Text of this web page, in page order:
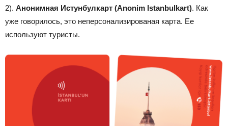
2). Анонимная Истунбулкарт (Anonim Istanbulkart). Как
уже говорилось, это неперсонализированая карта. Ее
используют туристы.